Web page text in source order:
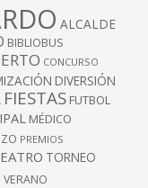
ALCALDE
BIBLIOBUS
CONCURSO
DIVERSIÓN
FIESTAS FUTBOL
MÉDICO
PREMIOS
TORNEO
VERANO